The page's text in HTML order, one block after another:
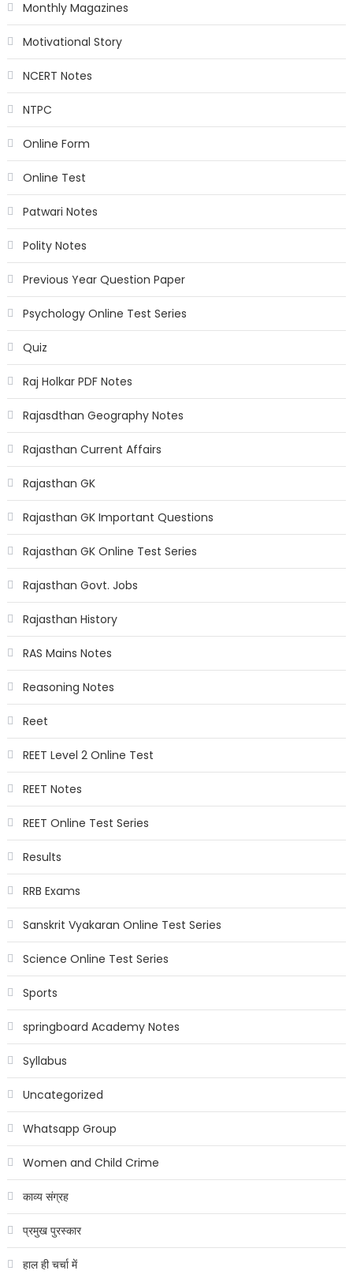
Monthly Magazines
Motivational Story
NCERT Notes
NTPC
Online Form
Online Test
Patwari Notes
Polity Notes
Previous Year Question Paper
Psychology Online Test Series
Quiz
Raj Holkar PDF Notes
Rajasdthan Geography Notes
Rajasthan Current Affairs
Rajasthan GK
Rajasthan GK Important Questions
Rajasthan GK Online Test Series
Rajasthan Govt. Jobs
Rajasthan History
RAS Mains Notes
Reasoning Notes
Reet
REET Level 2 Online Test
REET Notes
REET Online Test Series
Results
RRB Exams
Sanskrit Vyakaran Online Test Series
Science Online Test Series
Sports
springboard Academy Notes
Syllabus
Uncategorized
Whatsapp Group
Women and Child Crime
काव्य संग्रह
प्रमुख पुरस्कार
हाल ही चर्चा में